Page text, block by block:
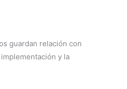
guardan relación con
y la